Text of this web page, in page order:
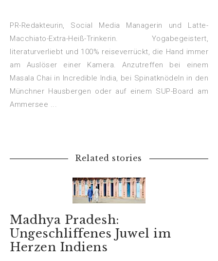
PR-Redakteurin, Social Media Managerin und Latte-
Macchiato-Extra-Heiß-Trinkerin. Yogabegeistert,
literaturverliebt und 100% reiseverrückt, die Hand immer
am Auslöser einer Kamera. Anzutreffen bei einem
Masala Chai in Incredible India, bei Spinatknödeln in den
Münchner Hausbergen oder auf einem SUP-Board am
Ammersee ...
Related stories
Madhya Pradesh:
Ungeschliffenes Juwel im
Herzen Indiens